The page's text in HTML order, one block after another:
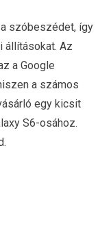
szóbeszédet, így
állításokat. Az
a Google
a számos
egy kicsit
S6-osához.